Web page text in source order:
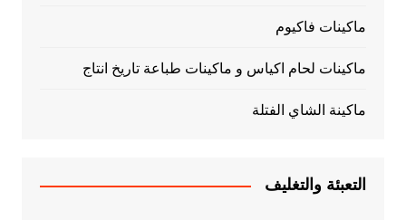
ماكينات فاكيوم
ماكينات لحام اكياس و ماكينات طباعة تاريخ انتاج
ماكينة الشاي الفتلة
التعبئة والتغليف